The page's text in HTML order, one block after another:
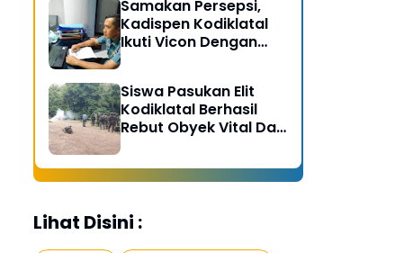
Kobocoran
Samakan Persepsi,
Kadispen Kodiklatal
Ikuti Vicon Dengan
Siswa Pasukan Elit
Kodiklatal Berhasil
Rebut Obyek Vital Dari
Lihat Disini :